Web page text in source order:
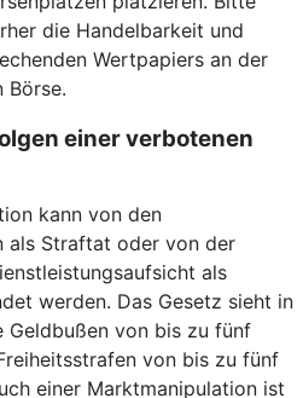
die Handelbarkeit und
Wertpapiers an der
Börse.
einer verbotenen
kann von den
als Straftat oder von der
als
werden. Das Gesetz sieht in
Geldbußen von bis zu fünf
von bis zu fünf
einer Marktmanipulation ist